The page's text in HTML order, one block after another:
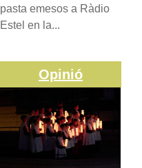
pasta emesos a Ràdio
Estel en la...
Opinió